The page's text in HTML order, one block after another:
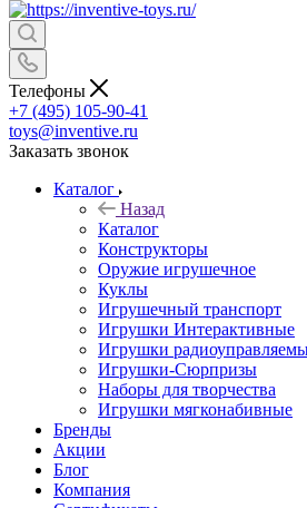
Телефоны
+7 (495) 105-90-41
toys@inventive.ru
Заказать звонок
Каталог
Назад
Каталог
Конструкторы
Оружие игрушечное
Куклы
Игрушечный транспорт
Игрушки Интерактивные
Игрушки
Игрушки-Сюрпризы
Наборы для творчества
Игрушки мягконабивные
Бренды
Акции
Блог
Компания